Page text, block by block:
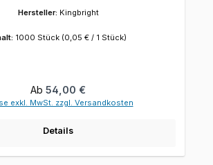
Hersteller: Kingbright
1000 Stück (0,05 € / 1 Stück)
Regulärer Preis:
Ab 54,00 €
exkl. MwSt. zzgl. Versandkosten
Details